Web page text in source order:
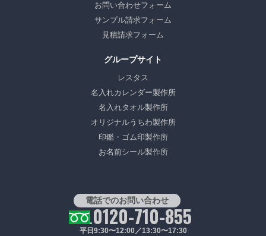
お問い合わせフォーム
サンプル請求フォーム
見積請求フォーム
グループサイト
レスタス
名入れカレンダー製作所
名入れタオル製作所
オリジナルうちわ製作所
印鑑・ゴム印製作所
お名前シール製作所
電話でのお問い合わせ
0120-710-855
平日9:30〜12:00／13:30〜17:30